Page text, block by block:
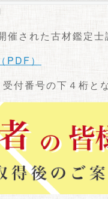
された古材鑑定士
PDF）
付番号の下４桁とな